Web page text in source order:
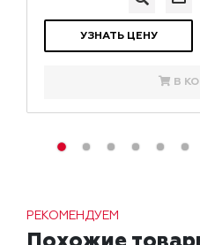
УЗНАТЬ ЦЕНУ
В
РЕКОМЕНДУЕМ